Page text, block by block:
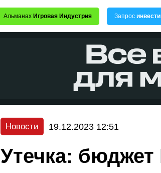
Альманах Игровая Индустрия Запрос
Новости 19.12.2023 12:51
Утечка: бюджет